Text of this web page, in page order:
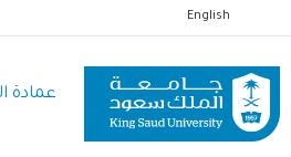
إلى
المحتوى
الرئيسي
English
عمادة